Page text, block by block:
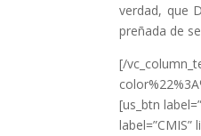
verdad, que
preñada de
[/
[us_btn